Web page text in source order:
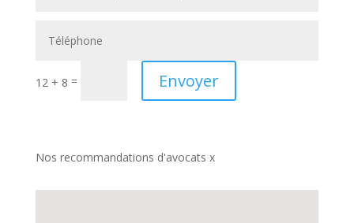
12 + 8 = Envoyer
Nos recommandations d'avocats x